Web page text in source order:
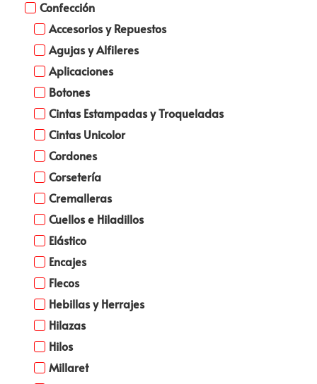
Confección
Accesorios y Repuestos
Agujas y Alfileres
Aplicaciones
Botones
Cintas Estampadas y Troqueladas
Cintas Unicolor
Cordones
Corsetería
Cremalleras
Cuellos e Hiladillos
Elástico
Encajes
Flecos
Hebillas y Herrajes
Hilazas
Hilos
Millaret